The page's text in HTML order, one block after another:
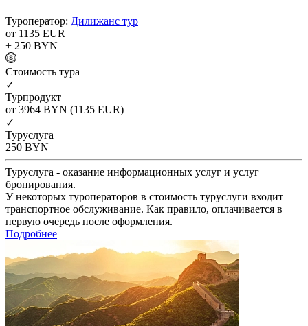
Туроператор: Дилижанс тур
от 1135 EUR
+ 250 BYN
Cтоимость тура
✓
Турпродукт
от 3964 BYN (1135 EUR)
✓
Туруслуга
250 BYN
Туруслуга - оказание информационных услуг и услуг
бронирования.
У некоторых туроператоров в стоимость туруслуги входит
транспортное обслуживание. Как правило, оплачивается в
первую очередь после оформления.
Подробнее